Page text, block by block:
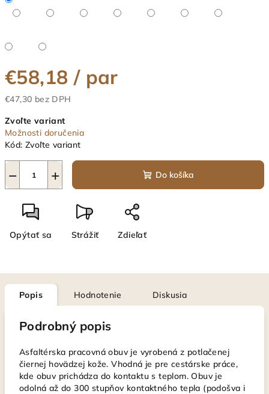
€58,18 / par
€47,30 bez DPH
cena:
Zvoľte variant
Možnosti doručenia
Kód: Zvoľte variant
+
− Do košíka
Opýtať sa Strážiť Zdieľať
Popis Hodnotenie Diskusia
Podrobný popis
Asfaltérska pracovná obuv je vyrobená z potlačenej
čiernej hovädzej kože. Vhodná je pre cestárske práce,
kde obuv prichádza do kontaktu s teplom. Obuv je
odolná až do 300 stupňov kontaktného tepla (podošva i